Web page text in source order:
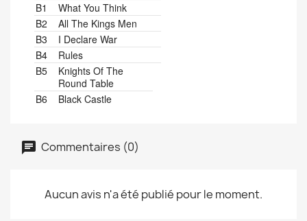
B1
What You Think
B2
All The Kings Men
B3
I Declare War
B4
Rules
B5
Knights Of The
Round Table
B6
Black Castle
Commentaires (0)
Aucun avis n'a été publié pour le moment.